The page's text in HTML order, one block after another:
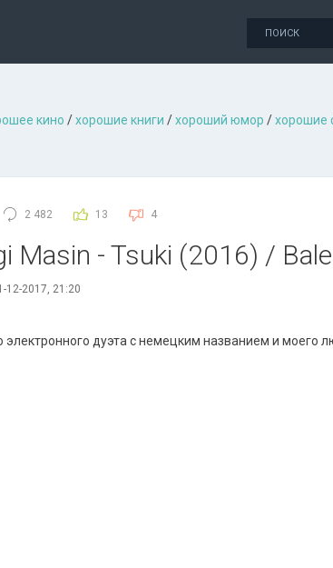
кино /хорошие книги /хороший юмор /хорошие
2 482 13 4
Masin - Tsuki (2016) /
12-2017, 21:20
электронного дуэта с немецким названием и моего